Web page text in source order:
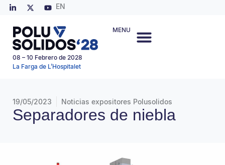
EN
08 – 10 Febrero de 2028
La Farga de L’Hospitalet
MENU
19/05/2023 Noticias expositores Polusolidos
Separadores de niebla